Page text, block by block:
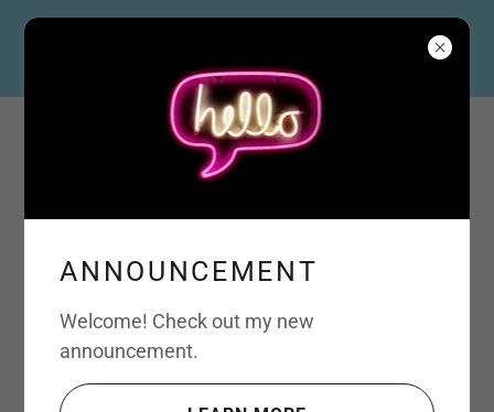
PADRES E HIJOS EN
Haciendo la
diferencia y
construyendo un
ANNOUNCEMENT
Welcome! Check out my new
announcement.